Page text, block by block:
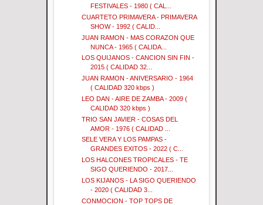
FESTIVALES - 1980 ( CAL...
CUARTETO PRIMAVERA - PRIMAVERA
SHOW - 1992 ( CALID...
JUAN RAMON - MAS CORAZON QUE
NUNCA - 1965 ( CALIDA...
LOS QUIJANOS - CANCION SIN FIN -
2015 ( CALIDAD 32...
JUAN RAMON - ANIVERSARIO - 1964
( CALIDAD 320 kbps )
LEO DAN - AIRE DE ZAMBA - 2009 (
CALIDAD 320 kbps )
TRIO SAN JAVIER - COSAS DEL
AMOR - 1976 ( CALIDAD ...
SELE VERA Y LOS PAMPAS -
GRANDES EXITOS - 2022 ( C...
LOS HALCONES TROPICALES - TE
SIGO QUERIENDO - 2017...
LOS KIJANOS - LA SIGO QUERIENDO
- 2020 ( CALIDAD 3...
CONMOCION - TOP TOPS DE